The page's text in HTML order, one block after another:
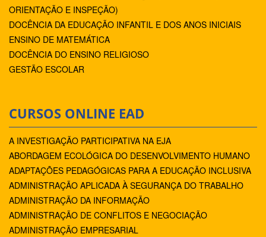
ORIENTAÇÃO E INSPEÇÃO)
DOCÊNCIA DA EDUCAÇÃO INFANTIL E DOS ANOS INICIAIS
ENSINO DE MATEMÁTICA
DOCÊNCIA DO ENSINO RELIGIOSO
GESTÃO ESCOLAR
CURSOS ONLINE EAD
A INVESTIGAÇÃO PARTICIPATIVA NA EJA
ABORDAGEM ECOLÓGICA DO DESENVOLVIMENTO HUMANO
ADAPTAÇÕES PEDAGÓGICAS PARA A EDUCAÇÃO INCLUSIVA
ADMINISTRAÇÃO APLICADA À SEGURANÇA DO TRABALHO
ADMINISTRAÇÃO DA INFORMAÇÃO
ADMINISTRAÇÃO DE CONFLITOS E NEGOCIAÇÃO
ADMINISTRAÇÃO EMPRESARIAL